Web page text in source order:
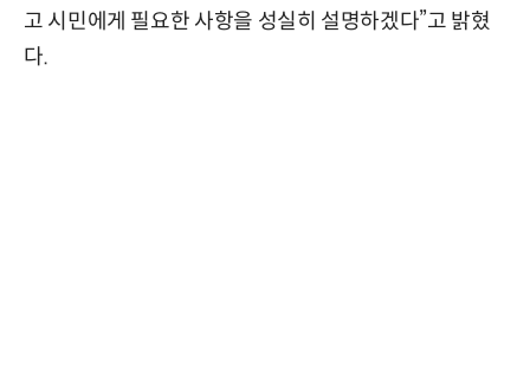
고 시민에게 필요한 사항을 성실히 설명하겠다”고 밝혔
다.